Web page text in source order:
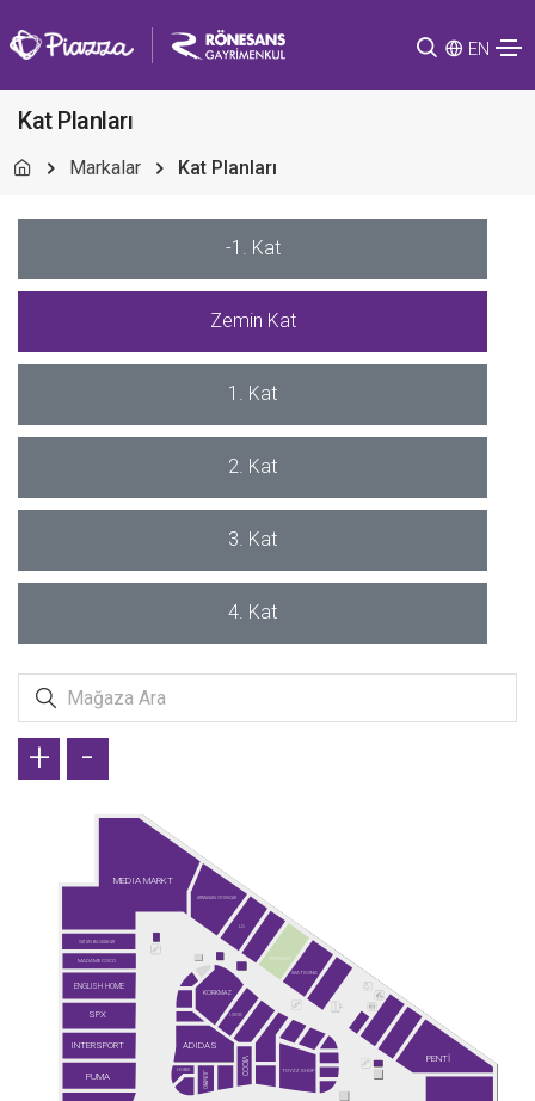
EN
Kat Planları
Markalar Kat Planları
-1. Kat
Zemin Kat
1. Kat
2. Kat
3. Kat
4. Kat
ADIDAS
ARMAĞAN OYUNCAK
ENGLISH HOME
HOBIX
INTERSPORT
JUMBO
KORKMAZ
MADAME COCO
MEDIA MARKT
PENTİ
PUMA
SPX
TOYZZ SHOP
VATAN BİLGİSAYAR
VICCO
WATSONS
YOYOSO
+ -